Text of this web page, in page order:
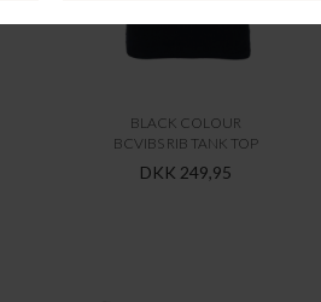
BLACK COLOUR
BCVIBS RIB TANK TOP
DKK 249,95